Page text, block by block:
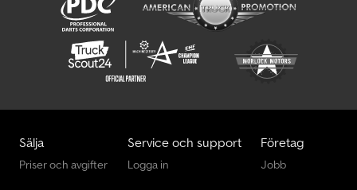
Sälja
Priser och avgifter
Service och support
Logga in
Företag
Jobb